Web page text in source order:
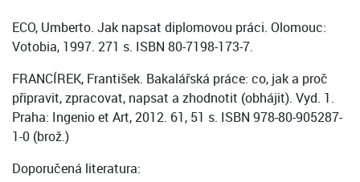
ECO, Umberto. Jak napsat diplomovou práci. Olomouc:
Votobia, 1997. 271 s. ISBN 80-7198-173-7.
FRANCÍREK, František. Bakalářská práce: co, jak a proč
připravit, zpracovat, napsat a zhodnotit (obhájit). Vyd. 1.
Praha: Ingenio et Art, 2012. 61, 51 s. ISBN 978-80-905287-
1-0 (brož.)
Doporučená literatura: